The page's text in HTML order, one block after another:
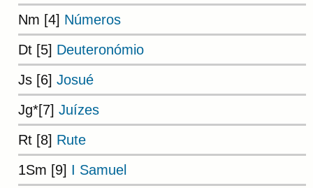
Nm [4] Números
Dt [5] Deuteronómio
Js [6] Josué
Jg*[7] Juízes
Rt [8] Rute
1Sm [9] I Samuel